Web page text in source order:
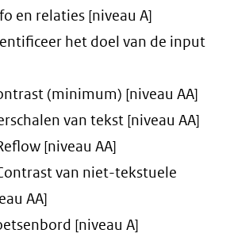
en relaties [niveau A]
het doel van de input
(minimum) [niveau AA]
van tekst [niveau AA]
[niveau AA]
van niet-tekstuele
AA]
[niveau A]